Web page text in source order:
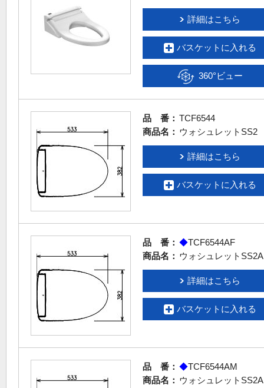
詳細はこちら
バスケットに入れる
360°ビュー
品 番： TCF6544
商品名： ウォシュレットSS2
詳細はこちら
バスケットに入れる
品 番： ◆TCF6544AF
商品名： ウォシュレットSS2A
詳細はこちら
バスケットに入れる
品 番： ◆TCF6544AM
商品名： ウォシュレットSS2A